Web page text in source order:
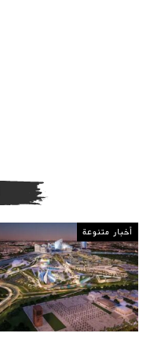
أخبار متنوعة